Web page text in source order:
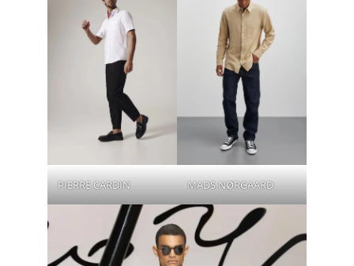
PIERRE CARDIN MADS NØRGAARD